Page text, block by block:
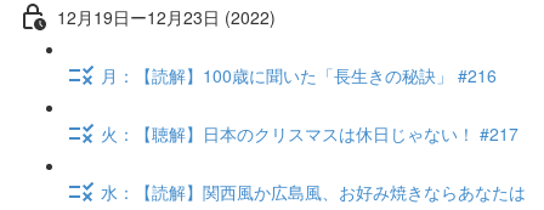
12月19日ー12月23日 (2022)
月：【読解】100歳に聞いた「長生きの秘訣」 #216
火：【聴解】日本のクリスマスは休日じゃない！ #217
水：【読解】関西風か広島風、お好み焼きならあなたは